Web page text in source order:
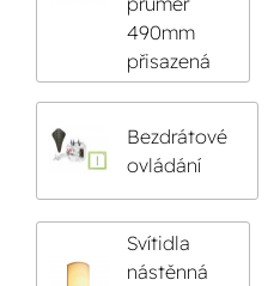
490mm
přisazená
Bezdrátové
ovládání
Svítidla
nástěnná